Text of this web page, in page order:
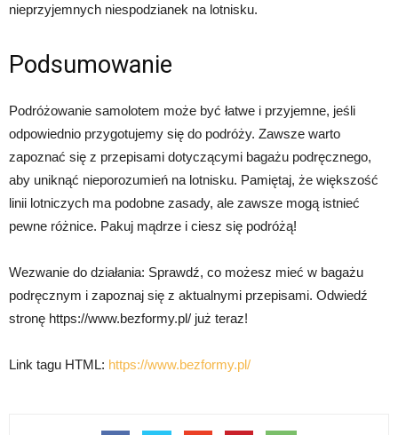
nieprzyjemnych niespodzianek na lotnisku.
Podsumowanie
Podróżowanie samolotem może być łatwe i przyjemne, jeśli
odpowiednio przygotujemy się do podróży. Zawsze warto
zapoznać się z przepisami dotyczącymi bagażu podręcznego,
aby uniknąć nieporozumień na lotnisku. Pamiętaj, że większość
linii lotniczych ma podobne zasady, ale zawsze mogą istnieć
pewne różnice. Pakuj mądrze i ciesz się podróżą!
Wezwanie do działania: Sprawdź, co możesz mieć w bagażu
podręcznym i zapoznaj się z aktualnymi przepisami. Odwiedź
stronę https://www.bezformy.pl/ już teraz!
Link tagu HTML: https://www.bezformy.pl/